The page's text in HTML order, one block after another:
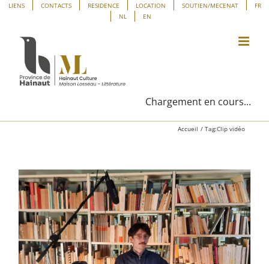
Panneau de gestion des cookies
Passer
contenu
LIENS CONTACTS RESIDENCE LOCATION SOUTIEN/MECENAT
FR
NL
EN
Chargement en cours...
Accueil Tag:Clip vidéo